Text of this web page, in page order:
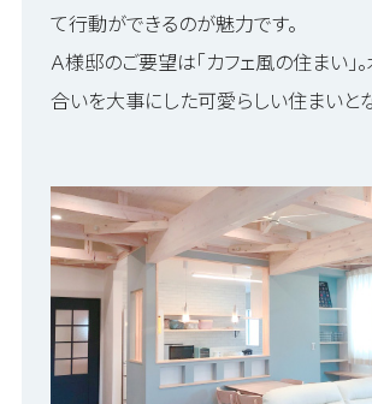
て行動ができるのが魅力です。
Ａ様邸のご要望は「カフェ風の住まい」
合いを大事にした可愛らしい住まいと